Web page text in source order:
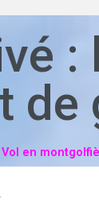
de
Vol en